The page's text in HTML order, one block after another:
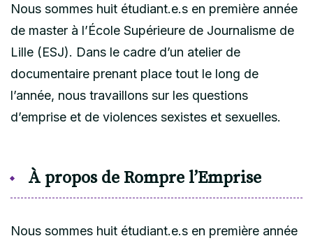
Nous sommes huit étudiant.e.s en première année
de master à l’École Supérieure de Journalisme de
Lille (ESJ). Dans le cadre d’un atelier de
documentaire prenant place tout le long de
l’année, nous travaillons sur les questions
d’emprise et de violences sexistes et sexuelles.
À propos de Rompre l’Emprise
Nous sommes huit étudiant.e.s en première année